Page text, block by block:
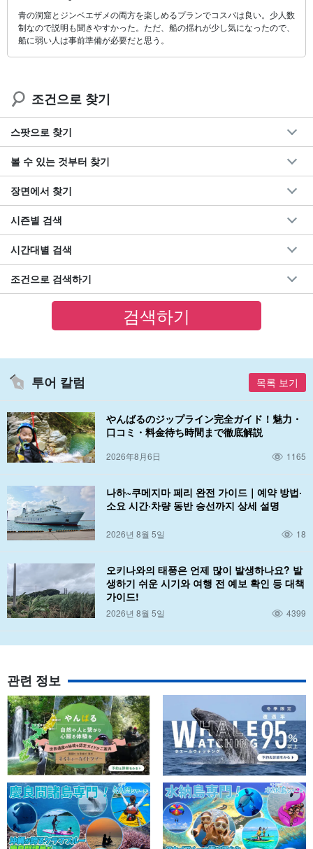
青の洞窟とジンベエザメの両方を楽しめるプランでコスパは良い。少人数
制なので説明も聞きやすかった。ただ、船の揺れが少し気になったので、
船に弱い人は事前準備が必要だと思う。
조건으로 찾기
스팟으로 찾기
볼 수 있는 것부터 찾기
장면에서 찾기
시즌별 검색
시간대별 검색
조건으로 검색하기
투어 칼럼 목록 보기
やんばるのジップライン完全ガイド！魅力・
口コミ・料金待ち時間まで徹底解説
2026年8月6日 1165
나하~쿠메지마 페리 완전 가이드｜예약 방법·
소요 시간·차량 동반 승선까지 상세 설명
2026년 8월 5일 18
오키나와의 태풍은 언제 많이 발생하나요? 발
생하기 쉬운 시기와 여행 전 예보 확인 등 대책
가이드!
2026년 8월 5일 4399
관련 정보